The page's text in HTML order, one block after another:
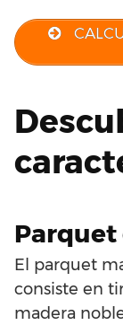
Parquet
El parquet
consiste en
madera